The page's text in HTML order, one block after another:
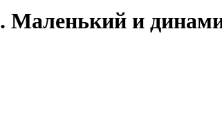
Маленький и